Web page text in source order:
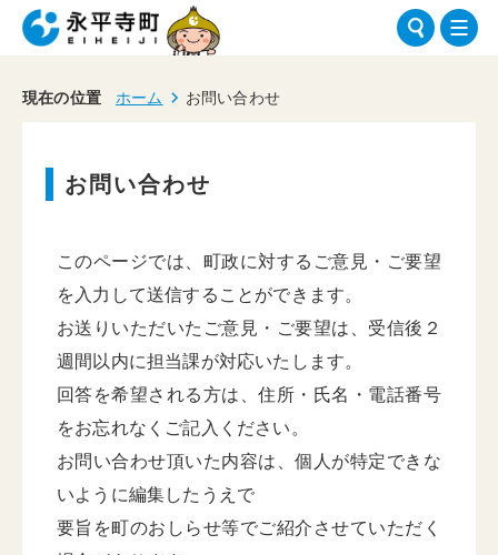
現在の位置 ホーム お問い合わせ
お問い合わせ
このページでは、町政に対するご意見・ご要望
を入力して送信することができます。
お送りいただいたご意見・ご要望は、受信後２
週間以内に担当課が対応いたします。
回答を希望される方は、住所・氏名・電話番号
をお忘れなくご記入ください。
お問い合わせ頂いた内容は、個人が特定できな
いように編集したうえで
要旨を町のおしらせ等でご紹介させていただく